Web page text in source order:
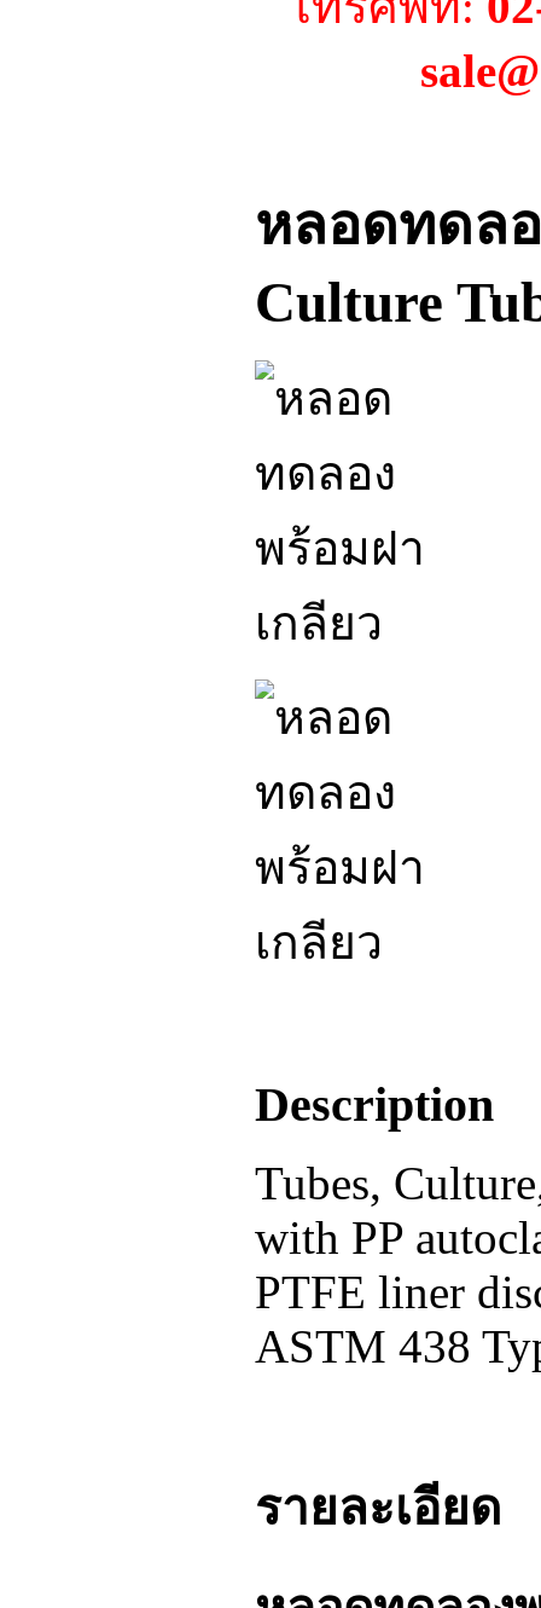
หลอดทดล
Culture
Description
Tubes,
with PP
PTFE liner
ASTM 438
รายละเอียด